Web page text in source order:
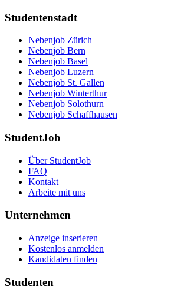
Studentenstadt
Nebenjob Zürich
Nebenjob Bern
Nebenjob Basel
Nebenjob Luzern
Nebenjob St. Gallen
Nebenjob Winterthur
Nebenjob Solothurn
Nebenjob Schaffhausen
StudentJob
Über StudentJob
FAQ
Kontakt
Arbeite mit uns
Unternehmen
Anzeige inserieren
Kostenlos anmelden
Kandidaten finden
Studenten